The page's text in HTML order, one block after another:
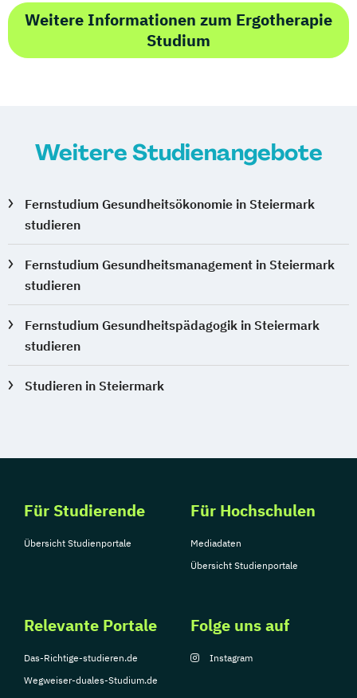
Weitere Informationen zum Ergotherapie
Studium
Weitere Studienangebote
Fernstudium Gesundheitsökonomie in Steiermark
studieren
Fernstudium Gesundheitsmanagement in Steiermark
studieren
Fernstudium Gesundheitspädagogik in Steiermark
studieren
Studieren in Steiermark
Für Studierende
Übersicht Studienportale
Für Hochschulen
Mediadaten
Übersicht Studienportale
Relevante Portale
Das-Richtige-studieren.de
Wegweiser-duales-Studium.de
Folge uns auf
Instagram